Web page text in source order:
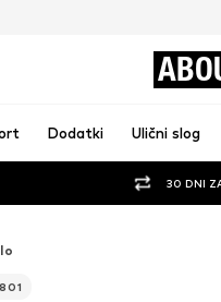
Dodatki Ulični slog
30 DNI